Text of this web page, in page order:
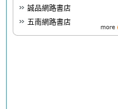
誠品網路書店
五南網路書店